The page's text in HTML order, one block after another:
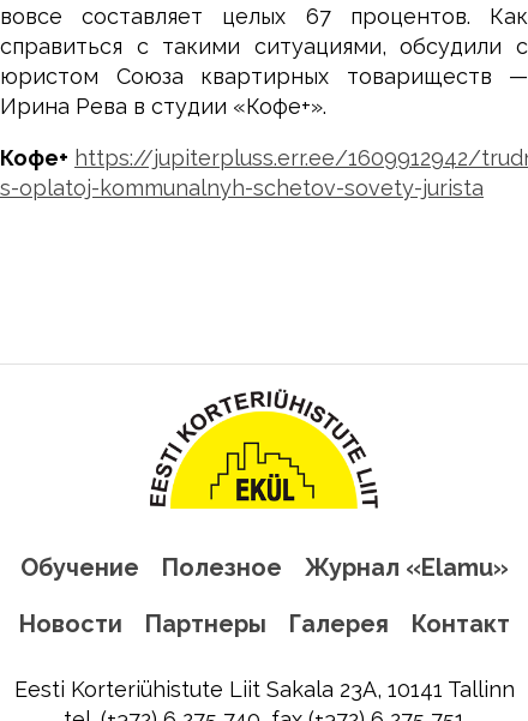
вовсе составляет целых 67 процентов. Как
справиться с такими ситуациями, обсудили с
юристом Союза квартирных товариществ —
Ирина Рева в студии «Кофе+».
Кофе+ https://jupiterpluss.err.ee/1609912942/
s-oplatoj-kommunalnyh-schetov-sovety-jurista
Обучение Полезное
Журнал «Elamu»
Новости
Партнеры Галерея Контакт
Eesti Korteriühistute Liit Sakala 23A, 10141 Tallinn